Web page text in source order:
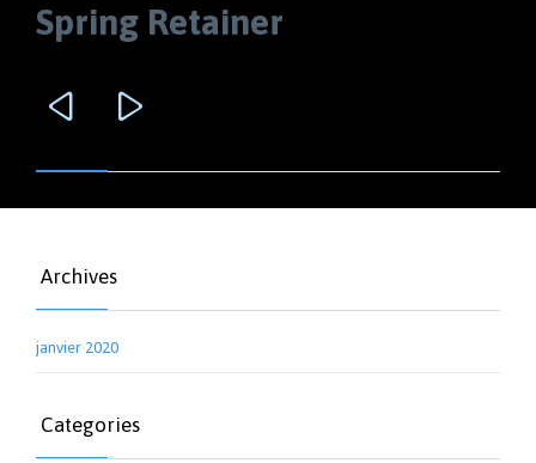
Spring Retainer
 
Archives
janvier 2020
Categories